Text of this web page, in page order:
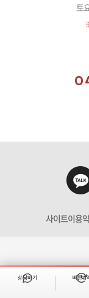
토
사이트이용
상담하기 빠른예